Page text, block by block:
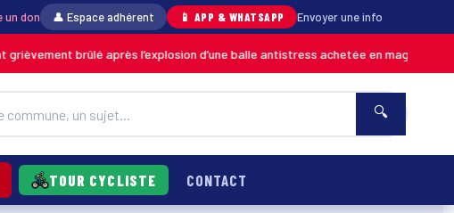
un don 👤 Espace adhérent 📱 APP & WHATSAPP Envoyer une info
après l’explosion d’une balle antistress achetée en magasin MARTINIQUE
🔍
TOUR CYCLISTE CONTACT